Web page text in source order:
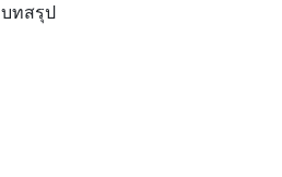
บทสรุป